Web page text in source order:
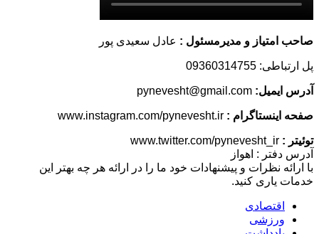
صاحب امتیاز و مدیرمسئول : عادل سعیدی پور
پل ارتباطی: 09360314755
آدرس ایمیل:
صفحه اینستاگرام :
توئیتر :
آدرس دفتر : اهواز
با ارائه نظرات و پیشنهادات خود ما را در ارائه هر چه بهتر این
خدمات یاری کنید.
اقتصادی
ورزشی